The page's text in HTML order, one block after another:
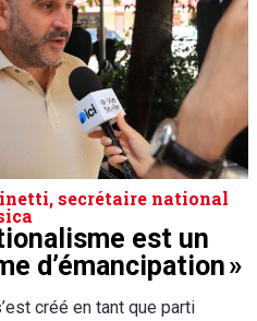
secrétaire national
est un
d’émancipation »
créé en tant que parti